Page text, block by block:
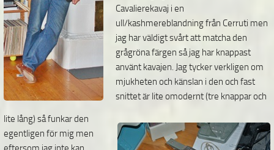
Cavalierekavaj i en
ull/kashmereblandning från Cerruti men
jag har väldigt svårt att matcha den
grågröna färgen så jag har knappast
använt kavajen. Jag tycker verkligen om
mjukheten och känslan i den och fast
snittet är lite omodernt (tre knappar och
lite lång) så funkar den
egentligen för mig men